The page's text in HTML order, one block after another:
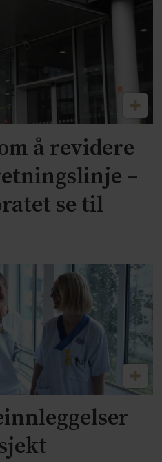
å revidere
–
se til